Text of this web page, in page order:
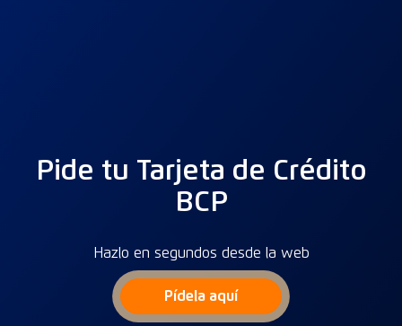
Pide tu Tarjeta de Crédito
BCP
Hazlo en segundos desde la web
Pídela aquí